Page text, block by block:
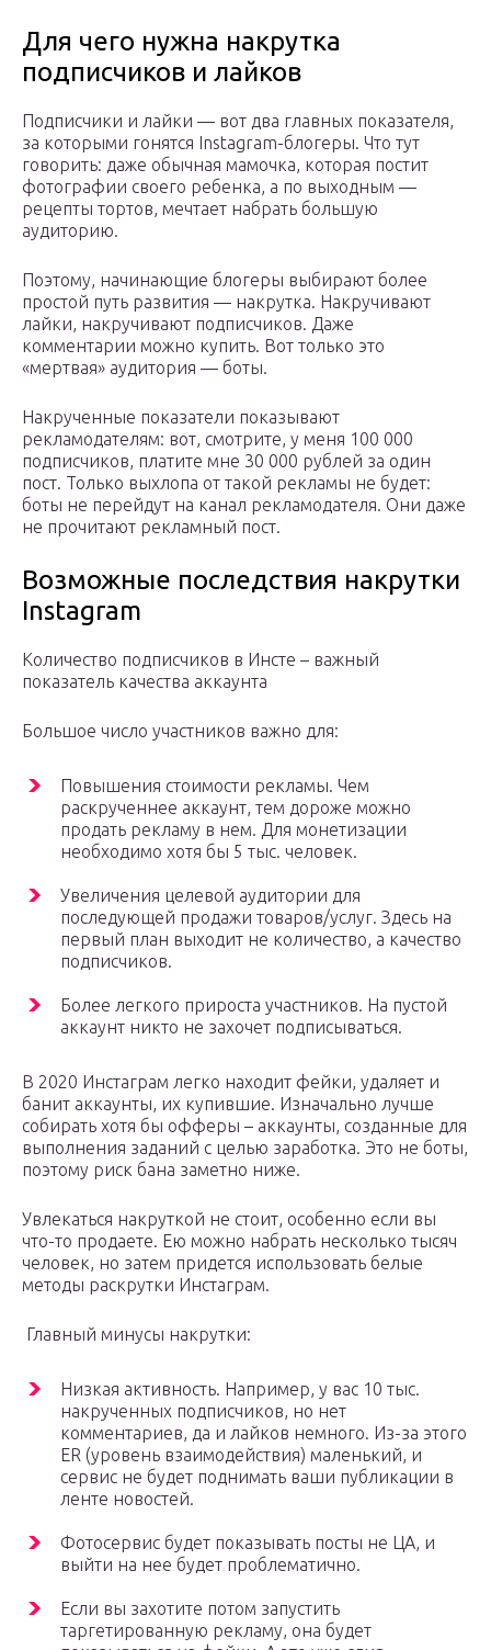
Для чего нужна накрутка
подписчиков и лайков
Подписчики и лайки — вот два главных показателя,
за которыми гонятся Instagram-блогеры. Что тут
говорить: даже обычная мамочка, которая постит
фотографии своего ребенка, а по выходным —
рецепты тортов, мечтает набрать большую
аудиторию.
Поэтому, начинающие блогеры выбирают более
простой путь развития — накрутка. Накручивают
лайки, накручивают подписчиков. Даже
комментарии можно купить. Вот только это
«мертвая» аудитория — боты.
Накрученные показатели показывают
рекламодателям: вот, смотрите, у меня 100 000
подписчиков, платите мне 30 000 рублей за один
пост. Только выхлопа от такой рекламы не будет:
боты не перейдут на канал рекламодателя. Они даже
не прочитают рекламный пост.
Возможные последствия накрутки
Instagram
Количество подписчиков в Инсте – важный
показатель качества аккаунта
Большое число участников важно для:
Повышения стоимости рекламы. Чем
раскрученнее аккаунт, тем дороже можно
продать рекламу в нем. Для монетизации
необходимо хотя бы 5 тыс. человек.
Увеличения целевой аудитории для
последующей продажи товаров/услуг. Здесь на
первый план выходит не количество, а качество
подписчиков.
Более легкого прироста участников. На пустой
аккаунт никто не захочет подписываться.
В 2020 Инстаграм легко находит фейки, удаляет и
банит аккаунты, их купившие. Изначально лучше
собирать хотя бы офферы – аккаунты, созданные для
выполнения заданий с целью заработка. Это не боты,
поэтому риск бана заметно ниже.
Увлекаться накруткой не стоит, особенно если вы
что-то продаете. Ею можно набрать несколько тысяч
человек, но затем придется использовать белые
методы раскрутки Инстаграм.
Главный минусы накрутки:
Низкая активность. Например, у вас 10 тыс.
накрученных подписчиков, но нет
комментариев, да и лайков немного. Из-за этого
ER (уровень взаимодействия) маленький, и
сервис не будет поднимать ваши публикации в
ленте новостей.
Фотосервис будет показывать посты не ЦА, и
выйти на нее будет проблематично.
Если вы захотите потом запустить
таргетированную рекламу, она будет